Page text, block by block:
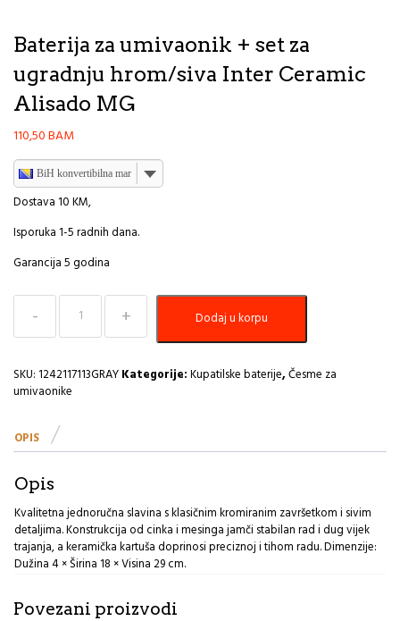
Baterija za umivaonik + set za
ugradnju hrom/siva Inter Ceramic
Alisado MG
110,50BAM
BiH konvertibilna marka
Dostava 10 KM,
Isporuka 1-5 radnih dana.
Garancija 5 godina
Baterija
umivaonik
set
za
hrom/siva
Ceramic
količina
Dodaj u korpu
SKU: 1242117113GRAYKategorije:Kupatilske baterije,Česme za
umivaonike
OPIS
Opis
Kvalitetna jednoručna slavina s klasičnim kromiranim završetkom i sivim
detaljima. Konstrukcija od cinka i mesinga jamči stabilan rad i dug vijek
trajanja, a keramička kartuša doprinosi preciznoj i tihom radu. Dimenzije:
Dužina 4 × Širina 18 × Visina 29 cm.
Povezani proizvodi